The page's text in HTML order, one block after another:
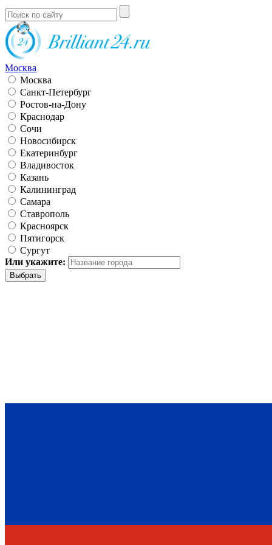
Москва
Москва
Санкт-Петербург
Ростов-на-Дону
Краснодар
Сочи
Новосибирск
Екатеринбург
Владивосток
Казань
Калининград
Самара
Ставрополь
Красноярск
Пятигорск
Сургут
Или укажите: